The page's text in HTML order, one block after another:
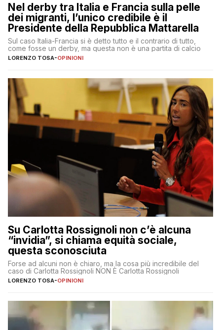
Nel derby tra Italia e Francia sulla pelle
dei migranti, l’unico credibile è il
Presidente della Repubblica Mattarella
Sul caso Italia-Francia si è detto tutto e il contrario di tutto,
come fosse un derby, ma questa non è una partita di calcio
LORENZO TOSA-OPINIONI
Su Carlotta Rossignoli non c’è alcuna
“invidia”, si chiama equità sociale,
questa sconosciuta
Forse ad alcuni non è chiaro, ma la cosa più incredibile del
caso di Carlotta Rossignoli NON È Carlotta Rossignoli
LORENZO TOSA-OPINIONI